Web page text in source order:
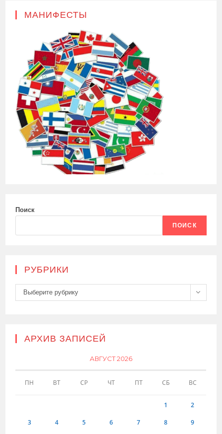
МАНИФЕСТЫ
Поиск
ПОИСК
РУБРИКИ
Рубрики
Выберите рубрику
АРХИВ ЗАПИСЕЙ
АВГУСТ 2026
ПН ВТ СР ЧТ ПТ СБ ВС
1 2
3 4 5 6 7 8 9